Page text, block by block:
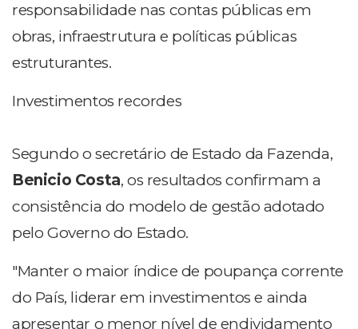
responsabilidade nas contas públicas em
obras, infraestrutura e políticas públicas
estruturantes.
Investimentos recordes
Segundo o secretário de Estado da Fazenda,
Benicio Costa, os resultados confirmam a
consistência do modelo de gestão adotado
pelo Governo do Estado.
"Manter o maior índice de poupança corrente
do País, liderar em investimentos e ainda
apresentar o menor nível de endividamento